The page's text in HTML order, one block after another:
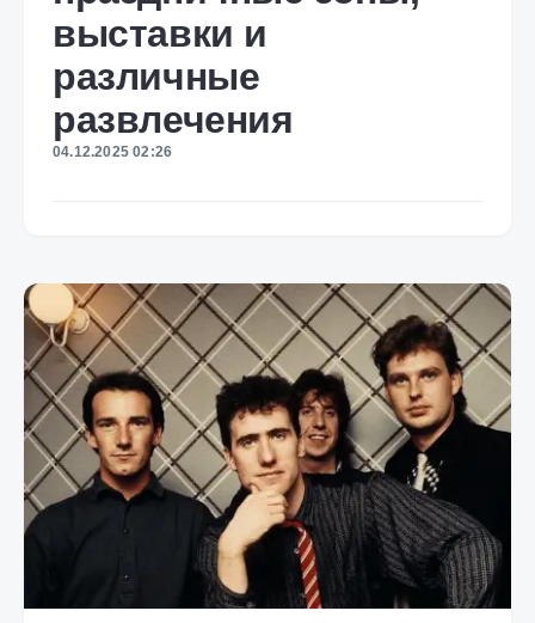
выставки и
различные
развлечения
04.12.2025 02:26